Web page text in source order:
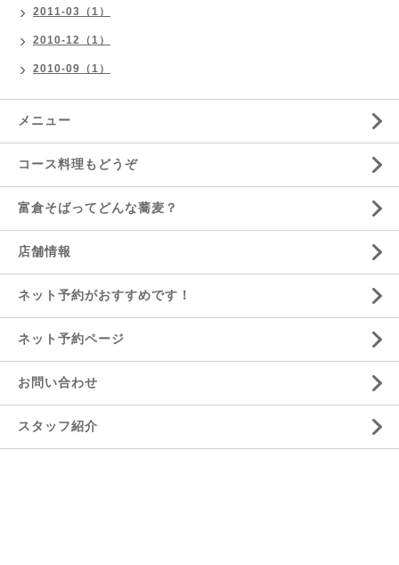
2011-03（1）
2010-12（1）
2010-09（1）
メニュー
コース料理もどうぞ
富倉そばってどんな蕎麦？
店舗情報
ネット予約がおすすめです！
ネット予約ページ
お問い合わせ
スタッフ紹介